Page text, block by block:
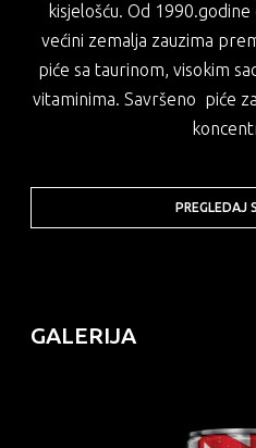
kisjelošću. Od
većini zemalja zauzima
piće sa taurinom, visokim
vitaminima. Savršeno piće
PREGLEDAJ
GALERIJA